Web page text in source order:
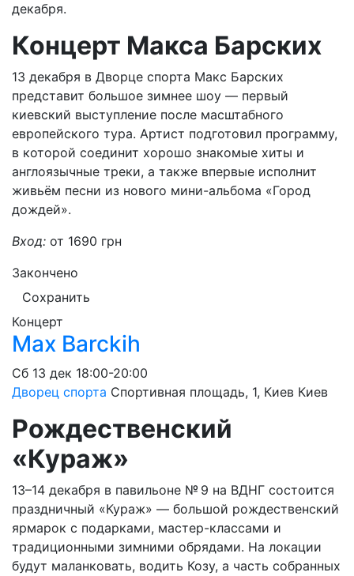
декабря.
Концерт Макса Барских
13 декабря в Дворце спорта Макс Барских
представит большое зимнее шоу — первый
киевский выступление после масштабного
европейского тура. Артист подготовил программу,
в которой соединит хорошо знакомые хиты и
англоязычные треки, а также впервые исполнит
живьём песни из нового мини-альбома «Город
дождей».
Вход: от 1690 грн
Закончено
Сохранить
Концерт
Max Barckih
Сб 13 дек 18:00-20:00
Дворец спорта Спортивная площадь, 1, Киев Киев
Рождественский
«Кураж»
13–14 декабря в павильоне № 9 на ВДНГ состоится
праздничный «Кураж» — большой рождественский
ярмарок с подарками, мастер-классами и
традиционными зимними обрядами. На локации
будут маланковать, водить Козу, а часть собранных